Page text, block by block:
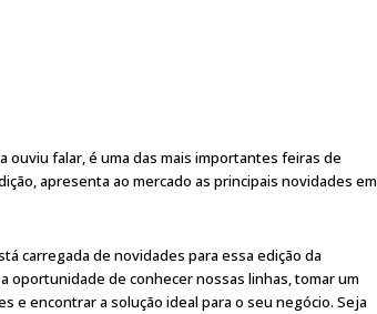
ouviu falar, é uma das mais importantes feiras de
apresenta ao mercado as principais novidades em
carregada de novidades para essa edição da
oportunidade de conhecer nossas linhas, tomar um
e encontrar a solução ideal para o seu negócio. Seja